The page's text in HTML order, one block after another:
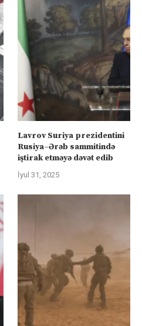
Lavrov Suriya prezidentini
Rusiya–Ərəb sammitində
iştirak etməyə dəvət edib
İyul 31, 2025